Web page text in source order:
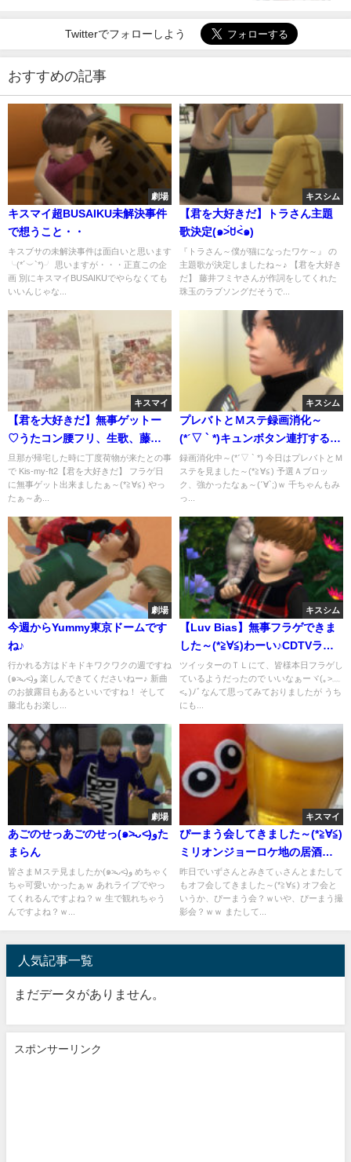
Twitterでフォローしよう
おすすめの記事
劇場
キスマイ超BUSAIKU未解決事件
で想うこと・・
キスブサの未解決事件は面白いと思います
╰(*´︶`*)╯ 思いますが・・・正直この企
画 別にキスマイBUSAIKUでやらなくても
いいんじゃな...
キスシム
【君を大好きだ】トラさん主題
歌決定(๑˃́ꇴ˂̀๑)
『トラさん～僕が猫になったワケ～』 の
主題歌が決定しましたね～♪ 【君を大好き
だ】 藤井フミヤさんが作詞をしてくれた
珠玉のラブソングだそうで...
キスマイ
【君を大好きだ】無事ゲットー
♡うたコン腰フリ、生歌、藤北
やっばい(*ˊ艸`*)♡
旦那が帰宅した時に丁度荷物が来たとの事
で Kis-my-ft2【君を大好きだ】 フラゲ日
に無事ゲット出来ましたぁ～(*≧∀≦) やっ
たぁ～あ...
キスシム
プレバトとＭステ録画消化～
(*ˊ▽ ` *)キュンボタン連打するの
可愛いな(*ˊ艸`*)
録画消化中～(*ˊ▽ ` *) 今日はプレバトとＭ
ステを見ました～(*≧∀≦) 予選Ａブロッ
ク、強かったなぁ～(ˊ∀`;)ｗ 千ちゃんもみ
っ...
劇場
今週からYummy東京ドームです
ね♪
行かれる方はドキドキワクワクの週ですね
(๑˃̵ᴗ˂̵)و 楽しんできてくださいねー♪ 新曲
のお披露目もあるといいですね！ そして
藤北もお楽し...
キスシム
【Luv Bias】無事フラゲできま
した～(*≧∀≦)わーい♪CDTVライ
ブライブも素敵でした(*ˊ艸`*)
ツイッターのＴＬにて、皆様本日フラゲし
ているようだったので いいなぁーヾ(｡>﹏
<｡)ﾉﾞなんて思ってみておりましたが うち
にも...
劇場
あごのせっあごのせっ(๑˃̵ᴗ˂̵)وた
まらん
皆さまＭステ見ましたか(๑˃̵ᴗ˂̵)و めちゃく
ちゃ可愛いかったぁｗ あれライブでやっ
てくれるんですよね？ｗ 生で観れちゃう
んですよね？ｗ...
キスマイ
ぴーまう会してきました～(*≧∀≦)
ミリオンジョーロケ地の居酒屋
さんにも行ってきました～(◍ˊꇴ
`◍)
昨日でいずさんとみきてぃさんとまたして
もオフ会してきました～(*≧∀≦) オフ会と
いうか、ぴーまう会？ｗいや、ぴーまう撮
影会？ｗｗ またして...
人気記事一覧
まだデータがありません。
スポンサーリンク